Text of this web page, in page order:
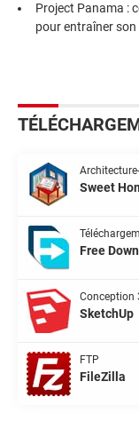
Project Panama :
pour entraîner son
Sweet
Free
Conception
SketchUp
FTP
FileZilla